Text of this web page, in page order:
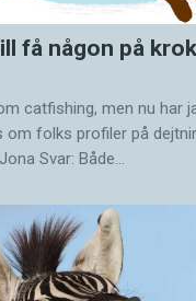
få någon på
catfishing, men nu har
om folks profiler på
Svar: Både…